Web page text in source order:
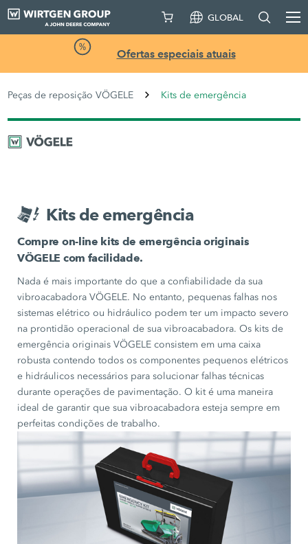
GLOBAL
Ofertas especiais atuais
Peças de reposição VÖGELE Kits de emergência
Kits de emergência
Compre on-line kits de emergência originais
VÖGELE com facilidade.
Nada é mais importante do que a confiabilidade da sua
vibroacabadora VÖGELE. No entanto, pequenas falhas nos
sistemas elétrico ou hidráulico podem ter um impacto severo
na prontidão operacional de sua vibroacabadora. Os kits de
emergência originais VÖGELE consistem em uma caixa
robusta contendo todos os componentes pequenos elétricos
e hidráulicos necessários para solucionar falhas técnicas
durante operações de pavimentação. O kit é uma maneira
ideal de garantir que sua vibroacabadora esteja sempre em
perfeitas condições de trabalho.